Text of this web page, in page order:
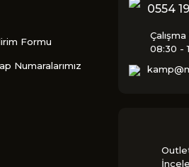
Formu
Numaralarımız
0554
08:30 -